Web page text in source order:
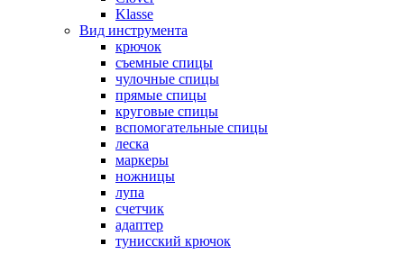
Klasse
Вид инструмента
крючок
съемные спицы
чулочные спицы
прямые спицы
круговые спицы
вспомогательные спицы
леска
маркеры
ножницы
лупа
счетчик
адаптер
тунисский крючок